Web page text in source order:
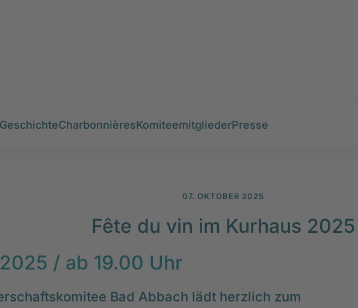
GeschichteCharbonnièresKomiteemitgliederPresse
07. OKTOBER 2025
Fête du vin im Kurhaus 2025
/ ab 19.00 Uhr
Bad Abbach lädt herzlich zum